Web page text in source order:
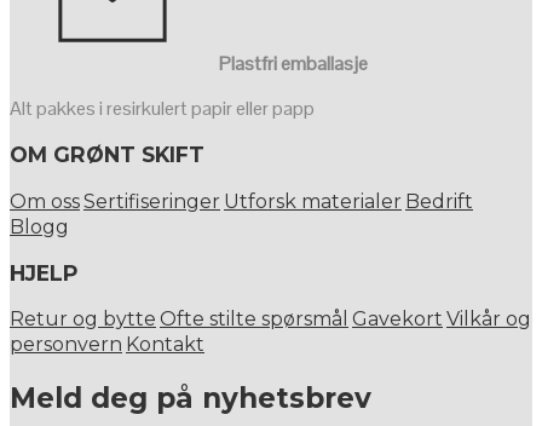
Plastfri emballasje
Alt pakkes i resirkulert papir eller papp
OM GRØNT SKIFT
Om ossSertifiseringer Utforsk materialer Bedrift
Blogg
HJELP
Retur og bytte Ofte stilte spørsmål Gavekort Vilkår og
personvern Kontakt
Meld deg på nyhetsbrev